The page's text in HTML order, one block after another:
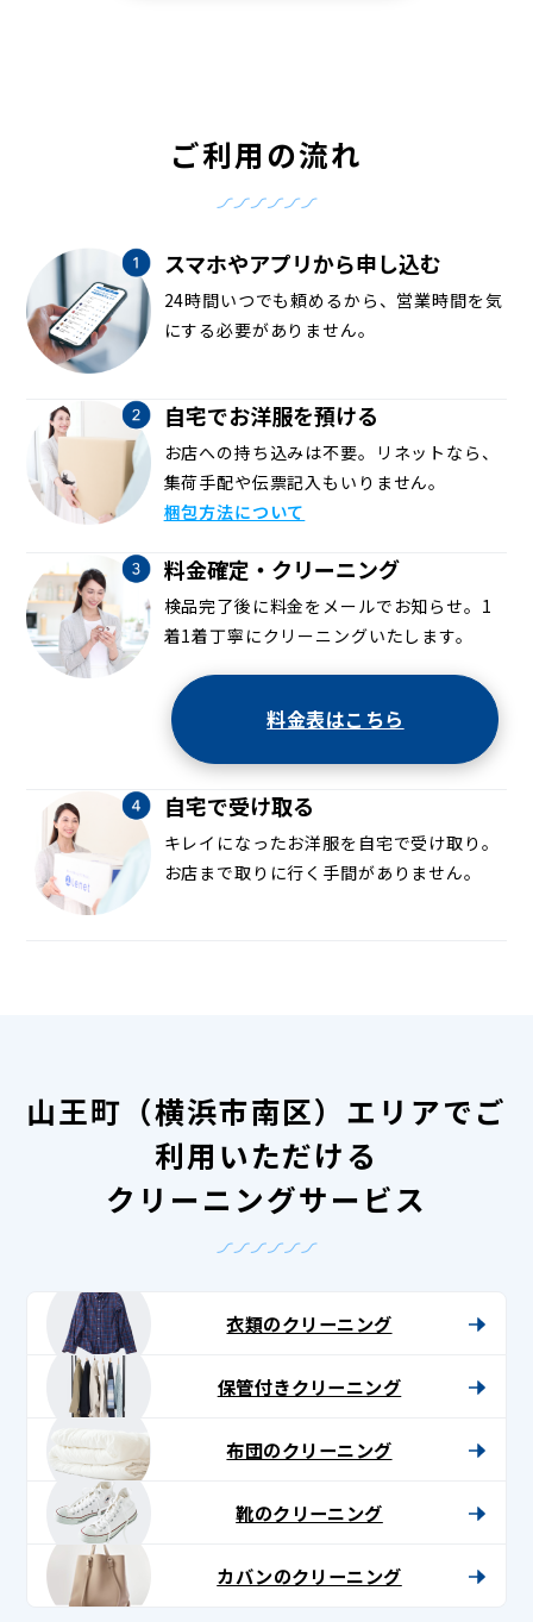
ご利用の流れ
スマホやアプリから申し込む
24時間いつでも頼めるから、営業時間を気
にする必要がありません。
自宅でお洋服を預ける
お店への持ち込みは不要。リネットなら、
集荷手配や伝票記入もいりません。
梱包方法について
料金確定・クリーニング
検品完了後に料金をメールでお知らせ。1
着1着丁寧にクリーニングいたします。
料金表はこちら
自宅で受け取る
キレイになったお洋服を自宅で受け取り。
お店まで取りに行く手間がありません。
山王町（横浜市南区）エリアでご
利用いただける
クリーニングサービス
衣類のクリーニング
保管付きクリーニング
布団のクリーニング
靴のクリーニング
カバンのクリーニング